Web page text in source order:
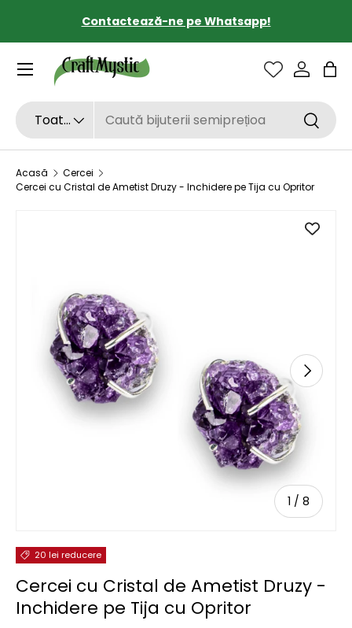
SARI LA CONȚINUT
Contactează-ne pe Whatsapp!
Căutare
Tipul de produs
Toate
Sac
Acasă
Cercei
Cercei cu Cristal de Ametist Druzy - Inchidere pe Tija cu Opritor
1 / de
8
20 lei reducere
Cercei cu Cristal de Ametist Druzy -
Inchidere pe Tija cu Opritor